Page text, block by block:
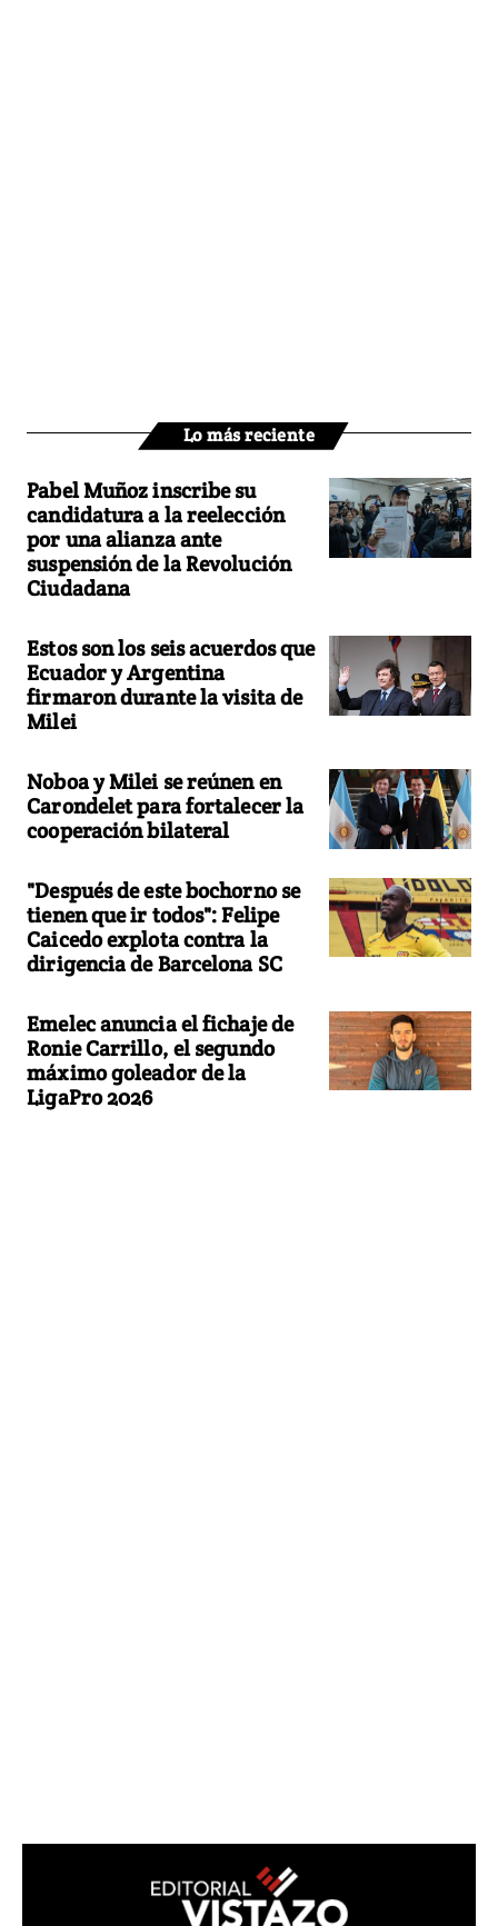
Lo más reciente
Pabel Muñoz inscribe su
candidatura a la reelección
por una alianza ante
suspensión de la Revolución
Ciudadana
Estos son los seis acuerdos que
Ecuador y Argentina
firmaron durante la visita de
Milei
Noboa y Milei se reúnen en
Carondelet para fortalecer la
cooperación bilateral
"Después de este bochorno se
tienen que ir todos": Felipe
Caicedo explota contra la
dirigencia de Barcelona SC
Emelec anuncia el fichaje de
Ronie Carrillo, el segundo
máximo goleador de la
LigaPro 2026